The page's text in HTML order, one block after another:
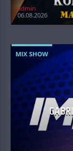
admin
06.08.2026
MIX SHOW